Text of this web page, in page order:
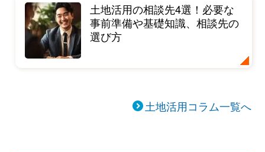
土地活用の相談先4選！必要な
事前準備や基礎知識、相談先の
選び方
土地活用コラム一覧へ